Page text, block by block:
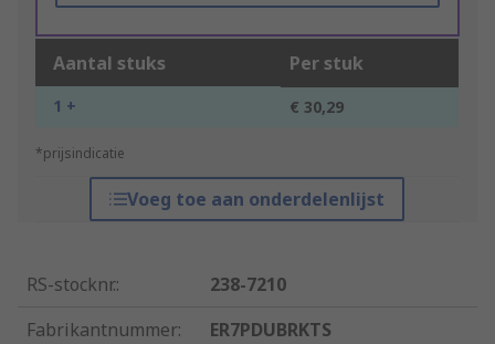
Aantal stuks Per stuk
1 + € 30,29
*prijsindicatie
Voeg toe aan onderdelenlijst
RS-stocknr.:
238-7210
Fabrikantnummer:
ER7PDUBRKTS